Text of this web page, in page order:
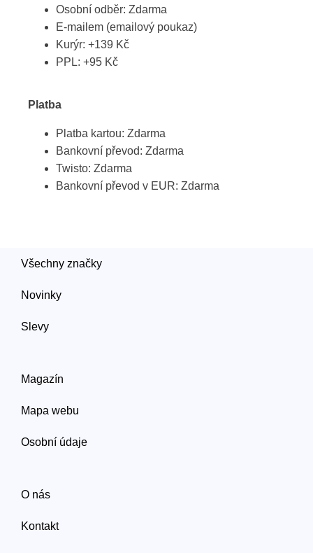
Osobní odběr: Zdarma
E-mailem (emailový poukaz)
Kurýr: +139 Kč
PPL: +95 Kč
Platba
Platba kartou: Zdarma
Bankovní převod: Zdarma
Twisto: Zdarma
Bankovní převod v EUR: Zdarma
Všechny značky
Novinky
Slevy
Magazín
Mapa webu
Osobní údaje
O nás
Kontakt